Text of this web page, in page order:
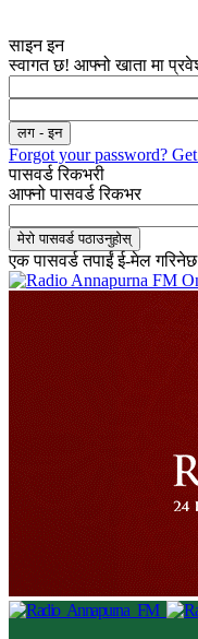
साइन इन
स्वागत छ! आफ्नो खाता मा
Forgot your password?
पासवर्ड रिकभरी
आफ्नो पासवर्ड रिकभर
एक पासवर्ड तपाईं ई-मेल